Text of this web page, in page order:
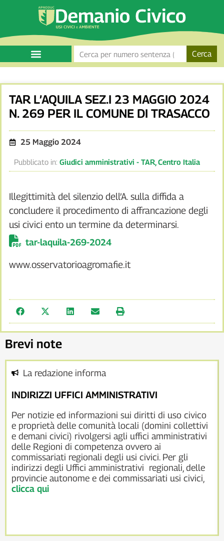
Cerca
TAR L’AQUILA SEZ.I 23 MAGGIO 2024
N. 269 PER IL COMUNE DI TRASACCO
25 Maggio 2024
Pubblicato in: Giudici amministrativi - TAR, Centro Italia
Illegittimità del silenzio dell’A. sulla diffida a
concludere il procedimento di affrancazione degli
usi civici ento un termine da determinarsi.
tar-laquila-269-2024
www.osservatorioagromafie.it
Brevi note
La redazione informa
INDIRIZZI UFFICI AMMINISTRATIVI
Per notizie ed informazioni sui diritti di uso civico
e proprietà delle comunità locali (domini collettivi
e demani civici) rivolgersi agli uffici amministrativi
delle Regioni di competenza ovvero ai
commissariati regionali degli usi civici. Per gli
indirizzi degli Uffici amministrativi regionali, delle
provincie autonome e dei commissariati usi civici,
clicca qui